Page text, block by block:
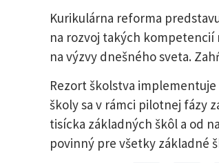
Kurikulárna reforma
na rozvoj takých
na výzvy dnešného sveta.
Rezort školstva
školy sa v rámci pilotnej fázy
tisícka základných škôl a od
povinný pre všetky základné